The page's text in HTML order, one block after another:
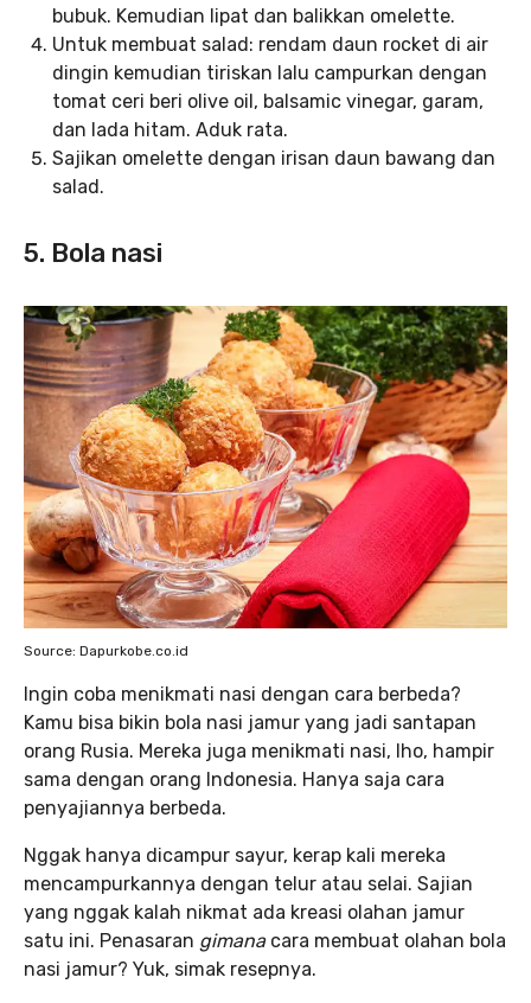
bubuk. Kemudian lipat dan balikkan omelette.
Untuk membuat salad: rendam daun rocket di air
dingin kemudian tiriskan lalu campurkan dengan
tomat ceri beri olive oil, balsamic vinegar, garam,
dan lada hitam. Aduk rata.
Sajikan omelette dengan irisan daun bawang dan
salad.
5. Bola nasi
Source: Dapurkobe.co.id
Ingin coba menikmati nasi dengan cara berbeda?
Kamu bisa bikin bola nasi jamur yang jadi santapan
orang Rusia. Mereka juga menikmati nasi, lho, hampir
sama dengan orang Indonesia. Hanya saja cara
penyajiannya berbeda.
Nggak hanya dicampur sayur, kerap kali mereka
mencampurkannya dengan telur atau selai. Sajian
yang nggak kalah nikmat ada kreasi olahan jamur
satu ini. Penasaran gimana cara membuat olahan bola
nasi jamur? Yuk, simak resepnya.